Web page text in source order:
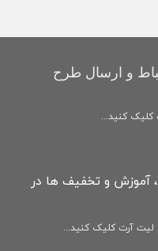
و ارسال طرح
کلیک کنید...
آموزش و تخفیف ها در
لیت آرت کلیک کنید...